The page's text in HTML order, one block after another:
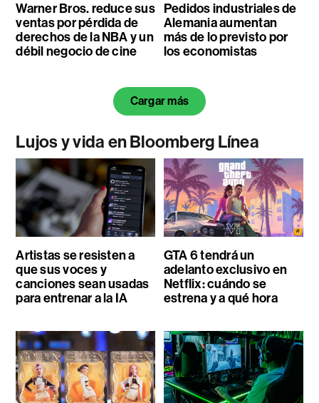
Warner Bros. reduce sus
ventas por pérdida de
derechos de la NBA y un
débil negocio de cine
Pedidos industriales de
Alemania aumentan
más de lo previsto por
los economistas
Cargar más
Lujos y vida en Bloomberg Línea
Artistas se resisten a
que sus voces y
canciones sean usadas
para entrenar a la IA
GTA 6 tendrá un
adelanto exclusivo en
Netflix: cuándo se
estrena y a qué hora